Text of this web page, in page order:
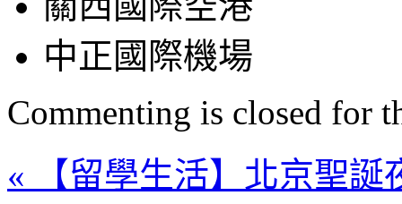
中正國際機場
Commenting is closed for
« 【留學生活】北京聖誕